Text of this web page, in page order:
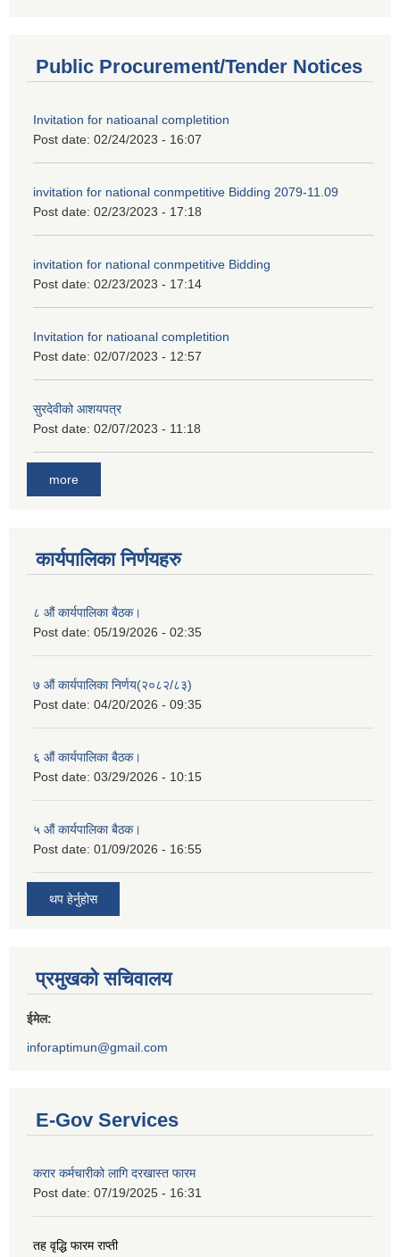
Public Procurement/Tender Notices
Invitation for natioanal completition
Post date: 02/24/2023 - 16:07
invitation for national conmpetitive Bidding 2079-11.09
Post date: 02/23/2023 - 17:18
invitation for national conmpetitive Bidding
Post date: 02/23/2023 - 17:14
Invitation for natioanal completition
Post date: 02/07/2023 - 12:57
सुरदेवीको आशयपत्र
Post date: 02/07/2023 - 11:18
more
कार्यपालिका निर्णयहरु
८ औं कार्यपालिका बैठक।
Post date: 05/19/2026 - 02:35
७ औं कार्यपालिका निर्णय(२०८२/८३)
Post date: 04/20/2026 - 09:35
६ औं कार्यपालिका बैठक।
Post date: 03/29/2026 - 10:15
५ औं कार्यपालिका बैठक।
Post date: 01/09/2026 - 16:55
थप हेर्नुहोस
प्रमुखको सचिवालय
ईमेल:
inforaptimun@gmail.com
E-Gov Services
करार कर्मचारीको लागि दरखास्त फारम
Post date: 07/19/2025 - 16:31
तह वृद्धि फारम राप्ती